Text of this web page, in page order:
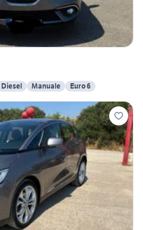
Diesel Manuale Euro 6